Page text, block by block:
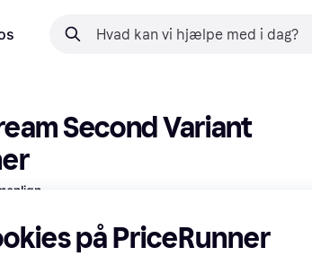
Second Variant
Lær hvordan
på PriceRunner